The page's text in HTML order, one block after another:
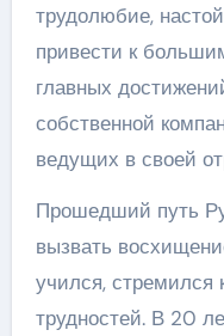
трудолюбие,
привести к
главных
собственной
ведущих в своей
Прошедший путь
вызвать
учился, стремился
трудностей. В 20